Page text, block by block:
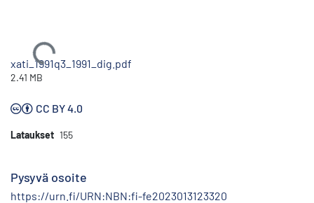
Ladataan...
xati_1991q3_1991_dig.pdf
2.41 MB
CC BY 4.0
Lataukset 155
Pysyvä osoite
https://urn.fi/URN:NBN:fi-fe2023013123320